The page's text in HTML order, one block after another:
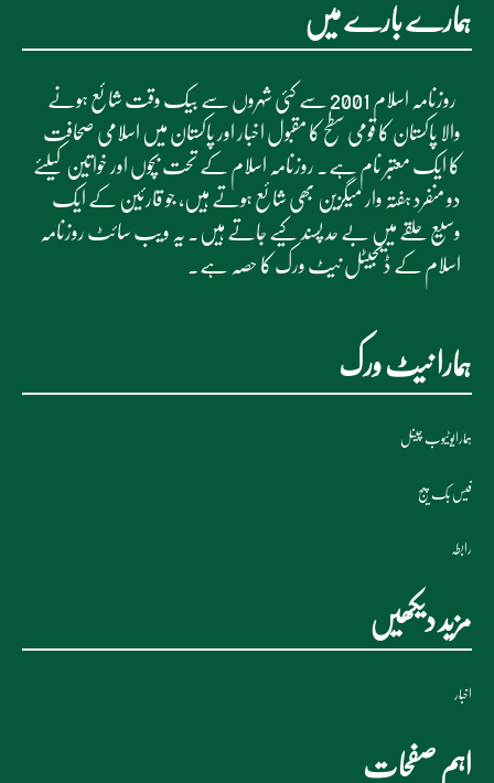
ہمارے بارے میں
روزنامہ اسلام 2001 سے کئی شہروں سے بیک وقت شائع ہونے
والا پاکستان کا قومی سطح کا مقبول اخبار اور پاکستان میں اسلامی صحافت
کا ایک معتبر نام ہے۔ روزنامہ اسلام کے تحت بچوں اور خواتین کیلئے
دو منفرد ہفتہ وار میگزین بھی شائع ہوتے ہیں، جو قارئین کے ایک
وسیع حلقے میں بے حد پسند کیے جاتے ہیں۔ یہ ویب سائٹ روزنامہ
اسلام کے ڈیجیٹل نیٹ ورک کا حصہ ہے۔
ہمارا نیٹ ورک
ہمارایوٹیوب چینل
فیس بک پیج
رابطہ
مزید دیکھیں
اخبار
اہم صفحات